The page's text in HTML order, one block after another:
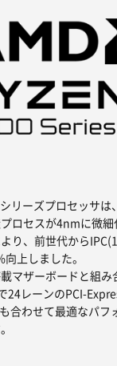
リーズプロセッサは
ロセスが4nmに微
り、前世代から
上しました。
マザーボードと組み
24レーンのPCI-
合わせて最適なパフ